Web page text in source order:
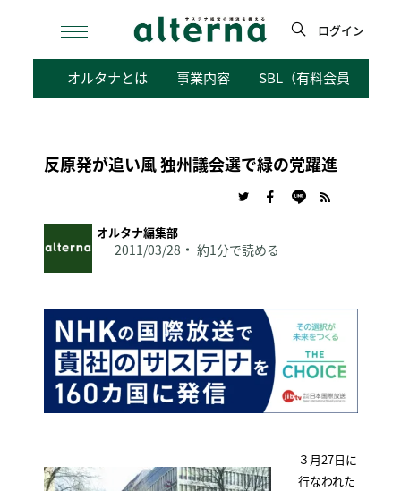
検
ログイン
オルタナとは 事業内容 SBL（有料会員向けサ
反原発が追い風 独州議会選で緑の党躍進
オルタナ編集部
2011/03/28 約1分で読める
３月27日に
行なわれた